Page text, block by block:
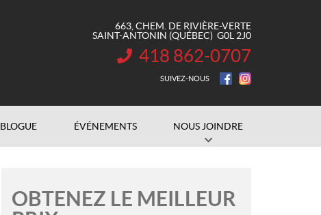
663, CHEM. DE RIVIÈRE-VERTE
SAINT-ANTONIN (QUÉBEC) G0L 2J0
INFORMATION :
418 862-0707
SUIVEZ-NOUS
BLOGUE ÉVÉNEMENTS NOUS JOINDRE
OBTENEZ LE MEILLEUR